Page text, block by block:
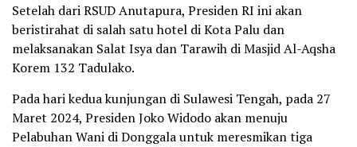
Setelah dari RSUD Anutapura, Presiden RI ini akan
beristirahat di salah satu hotel di Kota Palu dan
melaksanakan Salat Isya dan Tarawih di Masjid Al-Aqsha
Korem 132 Tadulako.
Pada hari kedua kunjungan di Sulawesi Tengah, pada 27
Maret 2024, Presiden Joko Widodo akan menuju
Pelabuhan Wani di Donggala untuk meresmikan tiga